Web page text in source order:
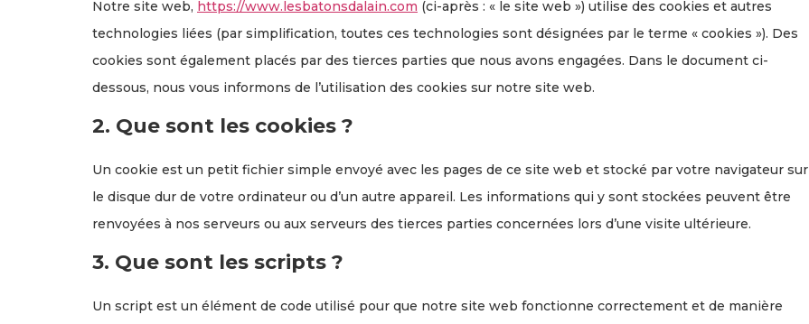
Notre site web, https://www.lesbatonsdalain.com (ci-après : « le site web ») utilise des cookies et autres
technologies liées (par simplification, toutes ces technologies sont désignées par le terme « cookies »). Des
cookies sont également placés par des tierces parties que nous avons engagées. Dans le document ci-
dessous, nous vous informons de l’utilisation des cookies sur notre site web.
2. Que sont les cookies ?
Un cookie est un petit fichier simple envoyé avec les pages de ce site web et stocké par votre navigateur sur
le disque dur de votre ordinateur ou d’un autre appareil. Les informations qui y sont stockées peuvent être
renvoyées à nos serveurs ou aux serveurs des tierces parties concernées lors d’une visite ultérieure.
3. Que sont les scripts ?
Un script est un élément de code utilisé pour que notre site web fonctionne correctement et de manière